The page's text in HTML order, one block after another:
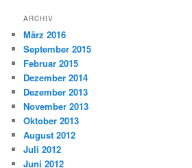
ARCHIV
März 2016
September 2015
Februar 2015
Dezember 2014
Dezember 2013
November 2013
Oktober 2013
August 2012
Juli 2012
Juni 2012